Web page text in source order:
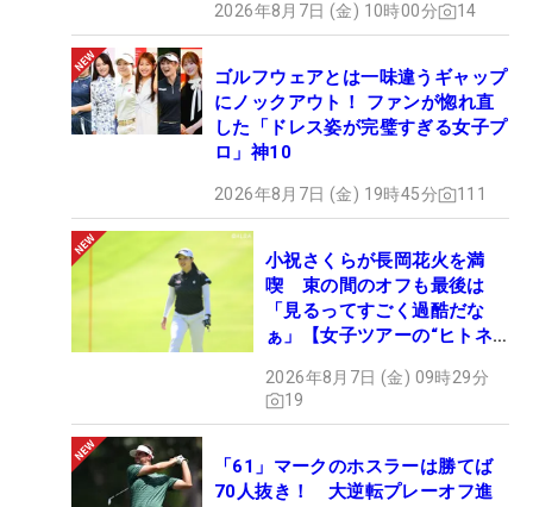
2026年8月7日 (金) 10時00分 14
ゴルフウェアとは一味違うギャップ
にノックアウト！ ファンが惚れ直
した「ドレス姿が完璧すぎる女子プ
ロ」神10
2026年8月7日 (金) 19時45分 111
小祝さくらが長岡花火を満
喫 束の間のオフも最後は
「見るってすごく過酷だな
ぁ」【女子ツアーの“ヒトネ
2026年8月7日 (金) 09時29分
19
「61」マークのホスラーは勝てば
70人抜き！ 大逆転プレーオフ進